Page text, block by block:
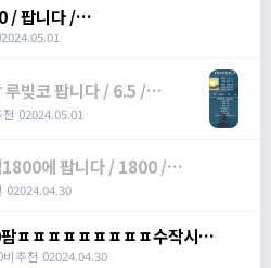
/ 팝니다 /
o/smiDgx7f
2024.05.01
루빚코 팝니다 / 6.5 /
open.kakao.com/o/s1rqir5f
천 02024.05.01
에 팝니다 / 1800 /
open.kakao.com/o/
02024.04.30
ㅍㅍㅍㅍㅍㅍㅍㅍㅍ수작시
비추천 02024.04.30